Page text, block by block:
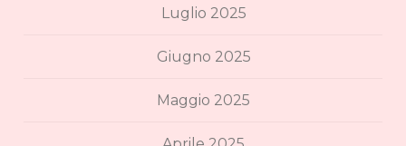
Luglio 2025
Giugno 2025
Maggio 2025